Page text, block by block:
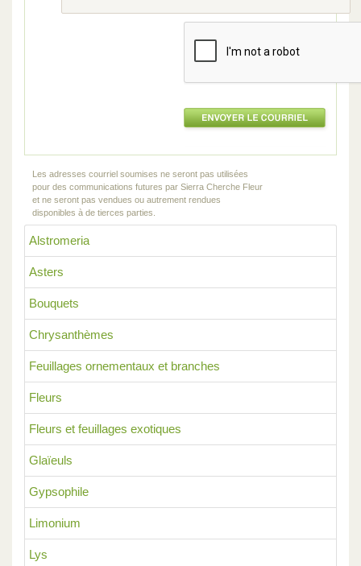
Alstromeria
Asters
Bouquets
Chrysanthèmes
Feuillages ornementaux et branches
Fleurs
Fleurs et feuillages exotiques
Glaïeuls
Gypsophile
Limonium
Lys
Les adresses courriel soumises ne seront pas utilisées
pour des communications futures par Sierra Cherche Fleur
et ne seront pas vendues ou autrement rendues
disponibles à de tierces parties.